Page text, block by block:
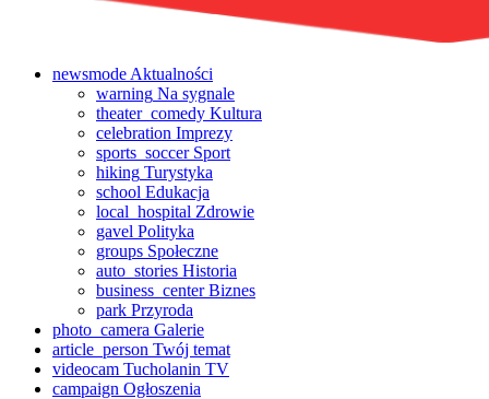
newsmode Aktualności
warning Na sygnale
theater_comedy Kultura
celebration Imprezy
sports_soccerSport
hiking Turystyka
school Edukacja
local_hospital Zdrowie
gavel Polityka
groups Społeczne
auto_stories Historia
business_centerBiznes
park Przyroda
photo_camera Galerie
article_person Twój temat
videocam Tucholanin TV
campaign Ogłoszenia